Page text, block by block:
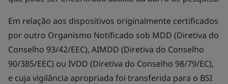
Em relação aos dispositivos originalmente certificados
por outro Organismo Notificado sob MDD (Diretiva do
Conselho 93/42/EEC), AIMDD (Diretiva do Conselho
90/385/EEC) ou IVDD (Diretiva do Conselho 98/79/EC),
e cuja vigilância apropriada foi transferida para o BSI